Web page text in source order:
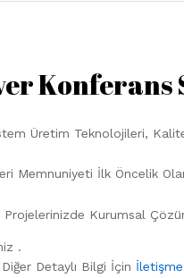
Konferans
Üretim Teknolojileri,
Memnuniyeti İlk Öncelik
Kurumsal
.
Detaylı Bilgi İçin İletişme